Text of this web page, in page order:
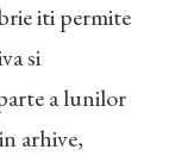
iti permite
si
a lunilor
arhive,